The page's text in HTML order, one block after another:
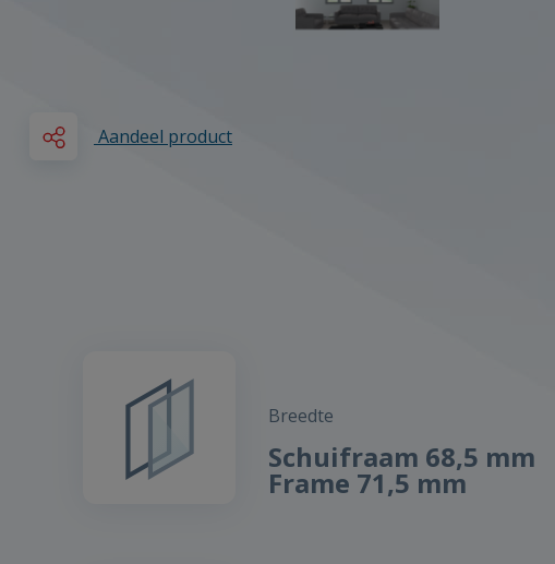
Aandeel product
Breedte
Schuifraam 68,5 mm
Frame 71,5 mm